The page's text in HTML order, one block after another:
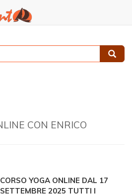
Cerca
CON ENRICO
CORSO YOGA ONLINE DAL 17
SETTEMBRE 2025 TUTTI I